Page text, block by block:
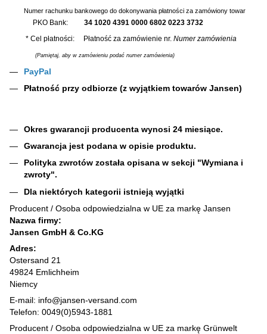
Numer rachunku bankowego do dokonywania płatności za zamówiony towar
PKO Bank: 34 1020 4391 0000 6802 0223 3732
* Cel płatności: Płatność za zamówienie nr. Numer zamówienia
(Pamiętaj, aby w zamówieniu podać numer zamówienia)
PayPal
Płatność przy odbiorze (z wyjątkiem towarów Jansen)
Okres gwarancji producenta wynosi 24 miesiące.
Gwarancja jest podana w opisie produktu.
Polityka zwrotów została opisana w sekcji "Wymiana i
zwroty".
Dla niektórych kategorii istnieją wyjątki
Producent / Osoba odpowiedzialna w UE za markę Jansen
Nazwa firmy:
Jansen GmbH & Co.KG
Adres:
Ostersand 21
49824 Emlichheim
Niemcy
E-mail: info@jansen-versand.com
Telefon: 0049(0)5943-1881
Producent / Osoba odpowiedzialna w UE za markę Grünwelt